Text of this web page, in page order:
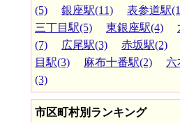
(5)
銀座駅(11) 表参道駅
三丁目駅(5)
東銀座駅(4)
(7)
広尾駅(3) 赤坂駅(2)
目駅(3)
麻布十番駅(2)
六
(3)
市区町村別ランキング